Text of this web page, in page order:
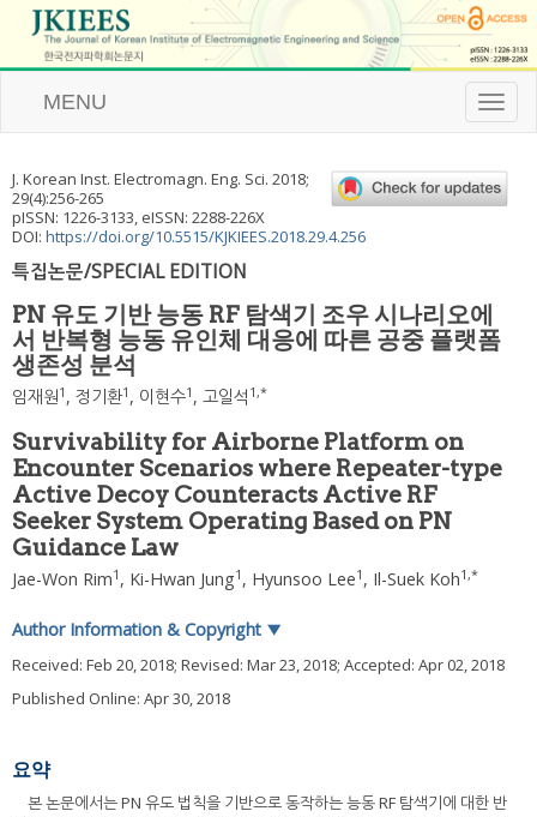
T
o
l
e
a
MENU
J. Korean Inst. Electromagn. Eng. Sci. 2018;
29(4):256-265
pISSN: 1226-3133, eISSN: 2288-226X
DOI: https://doi.org/10.5515/KJKIEES.2018.29.4.256
특집논문/SPECIAL EDITION
PN 유도 기반 능동 RF 탐색기 조우 시나리오에
서 반복형 능동 유인체 대응에 따른 공중 플랫폼
생존성 분석
임재원1 , 정기환1 , 이현수1 , 고일석 1,*
Survivability for Airborne Platform on
Encounter Scenarios where Repeater-type
Active Decoy Counteracts Active RF
Seeker System Operating Based on PN
Guidance Law
Jae-Won Rim1 , Ki-Hwan Jung1 , Hyunsoo Lee1 , Il-Suek Koh1,*
Author Information & Copyright ▼
Received: Feb 20, 2018; Revised: Mar 23, 2018; Accepted: Apr 02, 2018
Published Online: Apr 30, 2018
요약
본 논문에서는 PN 유도 법칙을 기반으로 동작하는 능동 RF 탐색기에 대한 반